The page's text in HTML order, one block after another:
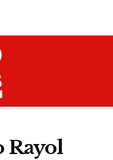
Rayol